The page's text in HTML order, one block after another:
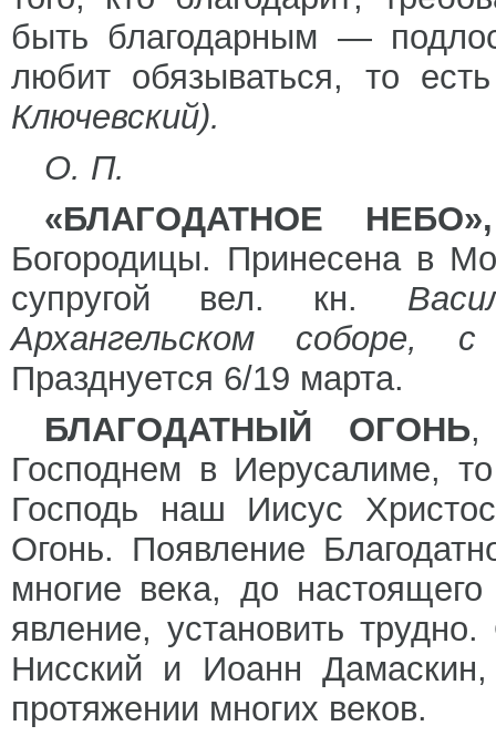
быть благодарным —
любит обязываться, то
Ключевский).
О. П.
«БЛАГОДАТНОЕ НЕБО»,
Богородицы. Принесена в
супругой вел. кн.
Архангельском соборе,
Празднуется 6/19 марта.
БЛАГОДАТНЫЙ ОГОНЬ,
Господнем в Иерусалиме,
Господь наш Иисус
Огонь. Появление
многие века, до
явление, установить
Нисский и Иоанн
протяжении многих веков.